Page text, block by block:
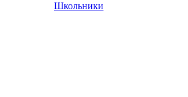
Школьники